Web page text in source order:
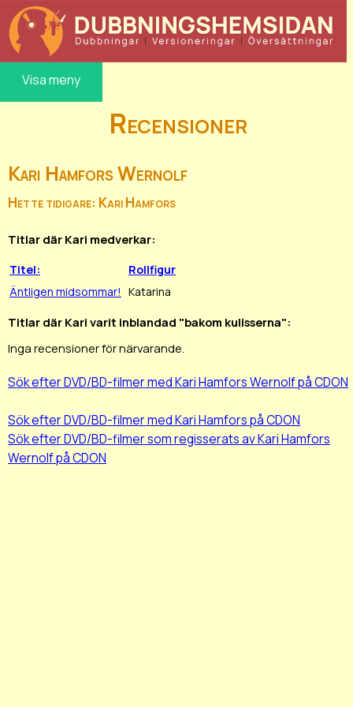
Visa meny
Recensioner
Kari Hamfors Wernolf
Hette tidigare: Kari Hamfors
Titlar där Kari medverkar:
Titel:
Rollfigur
Äntligen midsommar! Katarina
Titlar där Kari varit inblandad "bakom kulisserna":
Inga recensioner för närvarande.
Sök efter DVD/BD-filmer med Kari Hamfors Wernolf på CDON
Sök efter DVD/BD-filmer med Kari Hamfors på CDON
Sök efter DVD/BD-filmer som regisserats av Kari Hamfors
Wernolf på CDON